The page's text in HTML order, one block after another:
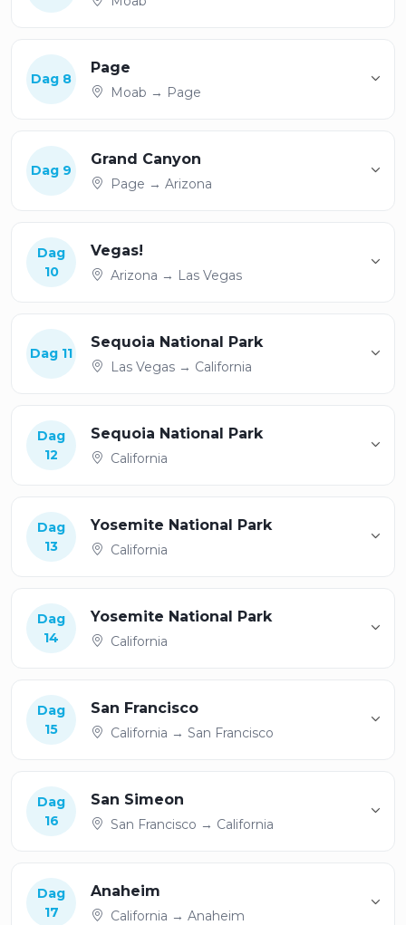
Dag 8
Page
Moab → Page
Dag 9
Grand Canyon
Page → Arizona
Dag
10
Vegas!
Arizona → Las Vegas
Dag 11
Sequoia National Park
Las Vegas → California
Dag
12
Sequoia National Park
California
Dag
13
Yosemite National Park
California
Dag
14
Yosemite National Park
California
Dag
15
San Francisco
California → San Francisco
Dag
16
San Simeon
San Francisco → California
Dag
17
Anaheim
California → Anaheim